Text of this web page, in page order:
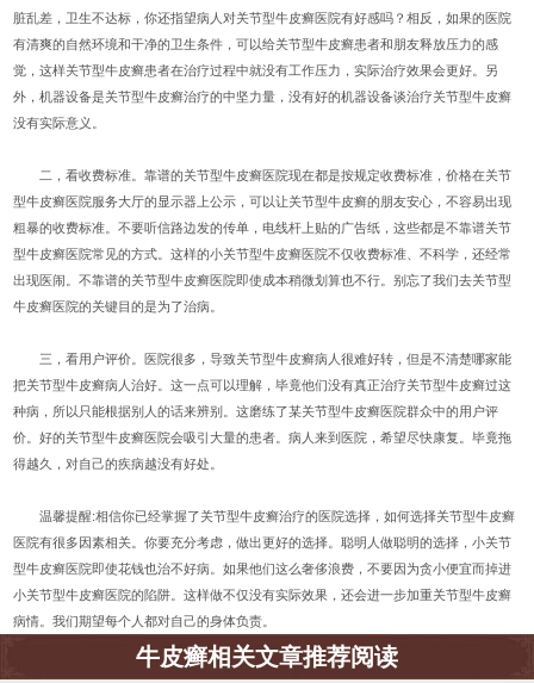
脏乱差，卫生不达标，你还指望病人对关节型牛皮癣医院有好感吗？相反，如果的医院
有清爽的自然环境和干净的卫生条件，可以给关节型牛皮癣患者和朋友释放压力的感
觉，这样关节型牛皮癣患者在治疗过程中就没有工作压力，实际治疗效果会更好。另
外，机器设备是关节型牛皮癣治疗的中坚力量，没有好的机器设备谈治疗关节型牛皮癣
没有实际意义。
二，看收费标准。靠谱的关节型牛皮癣医院现在都是按规定收费标准，价格在关节
型牛皮癣医院服务大厅的显示器上公示，可以让关节型牛皮癣的朋友安心，不容易出现
粗暴的收费标准。不要听信路边发的传单，电线杆上贴的广告纸，这些都是不靠谱关节
型牛皮癣医院常见的方式。这样的小关节型牛皮癣医院不仅收费标准、不科学，还经常
出现医闹。不靠谱的关节型牛皮癣医院即使成本稍微划算也不行。别忘了我们去关节型
牛皮癣医院的关键目的是为了治病。
三，看用户评价。医院很多，导致关节型牛皮癣病人很难好转，但是不清楚哪家能
把关节型牛皮癣病人治好。这一点可以理解，毕竟他们没有真正治疗关节型牛皮癣过这
种病，所以只能根据别人的话来辨别。这磨练了某关节型牛皮癣医院群众中的用户评
价。好的关节型牛皮癣医院会吸引大量的患者。病人来到医院，希望尽快康复。毕竟拖
得越久，对自己的疾病越没有好处。
温馨提醒:相信你已经掌握了关节型牛皮癣治疗的医院选择，如何选择关节型牛皮癣
医院有很多因素相关。你要充分考虑，做出更好的选择。聪明人做聪明的选择，小关节
型牛皮癣医院即使花钱也治不好病。如果他们这么奢侈浪费，不要因为贪小便宜而掉进
小关节型牛皮癣医院的陷阱。这样做不仅没有实际效果，还会进一步加重关节型牛皮癣
病情。我们期望每个人都对自己的身体负责。
牛皮癣相关文章推荐阅读